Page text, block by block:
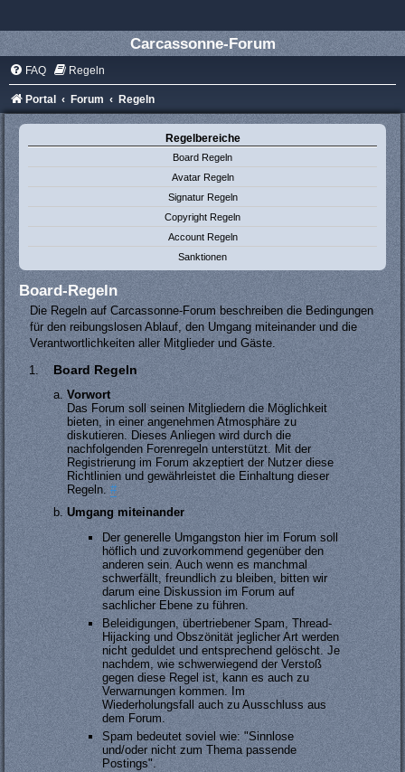
Carcassonne-Forum
FAQ Regeln
Portal Forum Regeln
Regelbereiche
Board Regeln
Avatar Regeln
Signatur Regeln
Copyright Regeln
Account Regeln
Sanktionen
Board-Regeln
Die Regeln auf Carcassonne-Forum beschreiben die Bedingungen
für den reibungslosen Ablauf, den Umgang miteinander und die
Verantwortlichkeiten aller Mitglieder und Gäste.
Board Regeln
Vorwort
Das Forum soll seinen Mitgliedern die Möglichkeit
bieten, in einer angenehmen Atmosphäre zu
diskutieren. Dieses Anliegen wird durch die
nachfolgenden Forenregeln unterstützt. Mit der
Registrierung im Forum akzeptiert der Nutzer diese
Richtlinien und gewährleistet die Einhaltung dieser
Regeln. #
Umgang miteinander
Der generelle Umgangston hier im Forum soll
höflich und zuvorkommend gegenüber den
anderen sein. Auch wenn es manchmal
schwerfällt, freundlich zu bleiben, bitten wir
darum eine Diskussion im Forum auf
sachlicher Ebene zu führen.
Beleidigungen, übertriebener Spam, Thread-
Hijacking und Obszönität jeglicher Art werden
nicht geduldet und entsprechend gelöscht. Je
nachdem, wie schwerwiegend der Verstoß
gegen diese Regel ist, kann es auch zu
Verwarnungen kommen. Im
Wiederholungsfall auch zu Ausschluss aus
dem Forum.
Spam bedeutet soviel wie: "Sinnlose
und/oder nicht zum Thema passende
Postings".